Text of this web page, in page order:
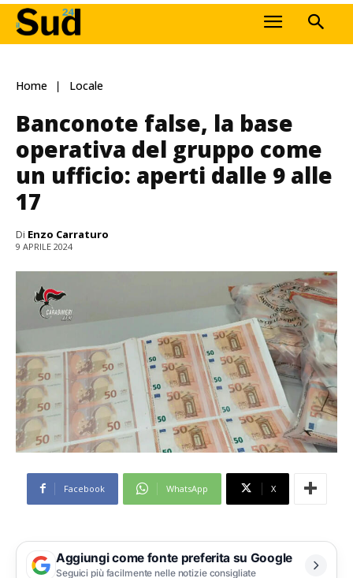
Home Locale
Banconote false, la base
operativa del gruppo come
un ufficio: aperti dalle 9 alle
17
Di Enzo Carraturo
9 APRILE 2024
Facebook WhatsApp X
Aggiungi come fonte preferita su Google
Seguici più facilmente nelle notizie consigliate